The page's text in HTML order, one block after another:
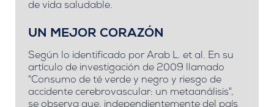
de vida saludable.
UN MEJOR CORAZÓN
Según lo identificado por Arab L. et al. En su
artículo de investigación de 2009 llamado
"Consumo de té verde y negro y riesgo de
accidente cerebrovascular: un metaanálisis",
se observa que, independientemente del país